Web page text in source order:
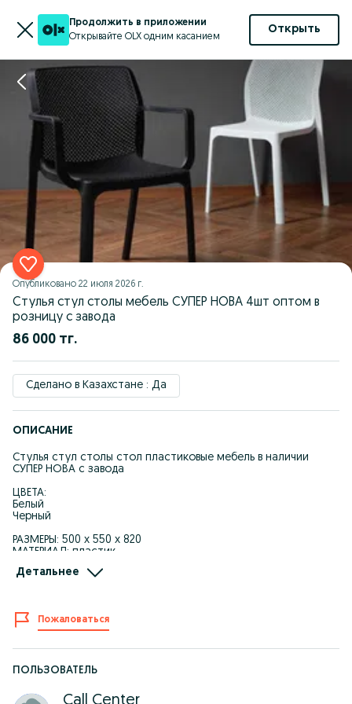
Продолжить в приложении
Открывайте OLX одним касанием
Открыть
Опубликовано 22 июля 2026 г.
Стулья стул столы мебель СУПЕР НОВА 4шт оптом в
розницу с завода
86 000 тг.
Сделано в Казахстане : Да
ОПИСАНИЕ
Стулья стул столы стол пластиковые мебель в наличии
СУПЕР НОВА с завода
ЦВЕТА:
Белый
Черный
РАЗМЕРЫ: 500 х 550 х 820
МАТЕРИАЛ: пластик
Максимальная нагрузка- 120 кг
высококачественного пластика, стойкого к УФ-излучению и
воздействию погодных условий. Максимальная нагрузка до
120 кг.
сада для дома для террасы для кафе столовая мебель для
стадионов столы и стулья для террасы стол круглый стол
Детальнее
Пожаловаться
ПОЛЬЗОВАТЕЛЬ
Call Center